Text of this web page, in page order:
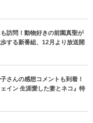
訪問！動物好きの前園真聖が
する新番組、12月より放送開
さんの感想コメントも到着！
イン 生涯愛した妻とネコ』特